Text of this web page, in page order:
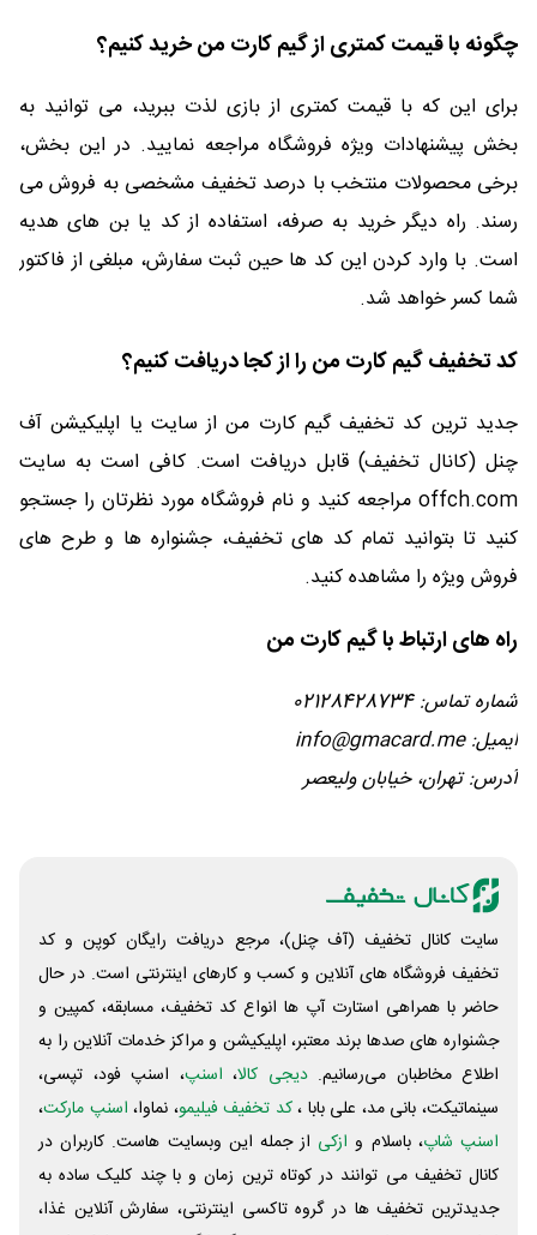
چگونه با قیمت کمتری از گیم کارت من خرید کنیم؟
برای این که با قیمت کمتری از بازی لذت ببرید، می توانید به
بخش پیشنهادات ویژه فروشگاه مراجعه نمایید. در این بخش،
برخی محصولات منتخب با درصد تخفیف مشخصی به فروش می
رسند. راه دیگر خرید به صرفه، استفاده از کد یا بن های هدیه
است. با وارد کردن این کد ها حین ثبت سفارش، مبلغی از فاکتور
شما کسر خواهد شد.
کد تخفیف گیم کارت من را از کجا دریافت کنیم؟
جدید ترین کد تخفیف گیم کارت من از سایت یا اپلیکیشن آف
چنل (کانال تخفیف) قابل دریافت است. کافی است به سایت
offch.com مراجعه کنید و نام فروشگاه مورد نظرتان را جستجو
کنید تا بتوانید تمام کد های تخفیف، جشنواره ها و طرح های
فروش ویژه را مشاهده کنید.
راه های ارتباط با گیم کارت من
شماره تماس: 02128428734
ایمیل:info@gmacard.me
آدرس: تهران، خیابان ولیعصر
سایت کانال تخفیف (آف چنل)، مرجع دریافت رایگان کوپن و کد
تخفیف فروشگاه های آنلاین و کسب و‌ کارهای اینترنتی است. در حال
حاضر با همراهی استارت آپ ها انواع کد تخفیف، مسابقه، کمپین و
جشنواره های صدها برند معتبر، اپلیکیشن و مراکز خدمات آنلاین را به
اطلاع مخاطبان می‌رسانیم. دیجی کالا، اسنپ، اسنپ فود، تپسی،
سینماتیکت، بانی مد، علی‌ بابا ،کد تخفیف فیلیمو، نماوا، اسنپ مارکت،
اسنپ شاپ، باسلام و ازکی از جمله این وبسایت ‌هاست. کاربران در
کانال تخفیف می توانند در کوتاه ترین زمان و با چند کلیک ساده به
جدیدترین تخفیف ها در گروه تاکسی اینترنتی، سفارش آنلاین غذا،